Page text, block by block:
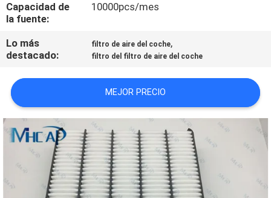
MAPA
DEL
SITIO
PRIVACY
POLICY
Capacidad de
la fuente:
10000pcs/mes
Lo más
destacado:
filtro de aire del coche,
filtro del filtro de aire del coche
MEJOR PRECIO